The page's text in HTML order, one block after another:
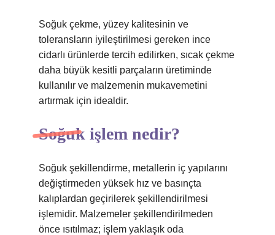
Soğuk çekme, yüzey kalitesinin ve
toleransların iyileştirilmesi gereken ince
cidarlı ürünlerde tercih edilirken, sıcak çekme
daha büyük kesitli parçaların üretiminde
kullanılır ve malzemenin mukavemetini
artırmak için idealdir.
Soğuk işlem nedir?
Soğuk şekillendirme, metallerin iç yapılarını
değiştirmeden yüksek hız ve basınçta
kalıplardan geçirilerek şekillendirilmesi
işlemidir. Malzemeler şekillendirilmeden
önce ısıtılmaz; işlem yaklaşık oda